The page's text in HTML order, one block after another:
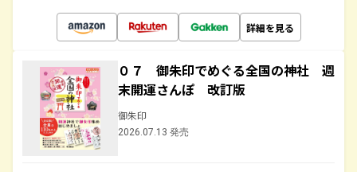
詳細を見る
０７ 御朱印でめぐる全国の神社 週
末開運さんぽ 改訂版
御朱印
2026.07.13 発売